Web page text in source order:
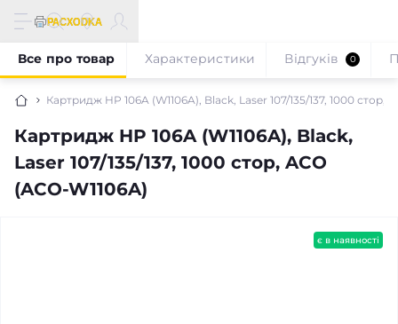
Картридж HP 106A (W1106A), Black, Laser 107/135/137, 1000 стор,
Картридж HP 106A (W1106A), Black,
Laser 107/135/137, 1000 стор, ACO
(ACO-W1106A)
Все про товар Характеристики Відгуків 0
є в наявності